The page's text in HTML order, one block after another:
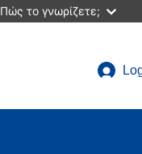
Πώς το γνωρίζετε;
User